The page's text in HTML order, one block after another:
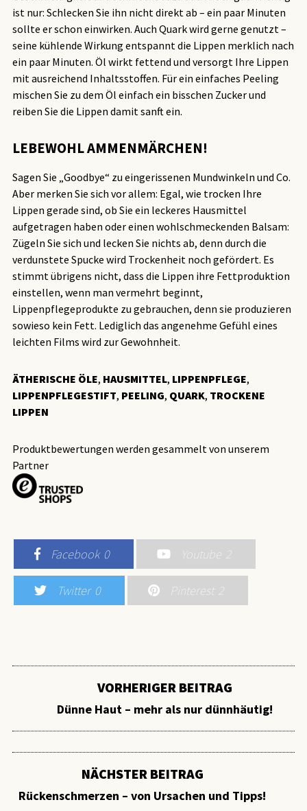
ist nur: Schlecken Sie ihn nicht direkt ab – ein paar Minuten
sollte er schon einwirken. Auch Quark wird gerne genutzt –
seine kühlende Wirkung entspannt die Lippen merklich nach
ein paar Minuten. Öl wirkt fettend und versorgt Ihre Lippen
mit ausreichend Inhaltsstoffen. Für ein einfaches Peeling
mischen Sie zu dem Öl einfach ein bisschen Zucker und
reiben Sie die Lippen damit sanft ein.
LEBEWOHL AMMENMÄRCHEN!
Sagen Sie „Goodbye“ zu eingerissenen Mundwinkeln und Co.
Aber merken Sie sich vor allem: Egal, wie trocken Ihre
Lippen gerade sind, ob Sie ein leckeres Hausmittel
aufgetragen haben oder einen wohlschmeckenden Balsam:
Zügeln Sie sich und lecken Sie nichts ab, denn durch die
verdunstete Spucke wird Trockenheit noch gefördert. Es
stimmt übrigens nicht, dass die Lippen ihre Fettproduktion
einstellen, wenn man vermehrt beginnt,
Lippenpflegeprodukte zu gebrauchen, denn sie produzieren
sowieso kein Fett. Lediglich das angenehme Gefühl eines
leichten Films wird zur Gewohnheit.
ÄTHERISCHE ÖLE, HAUSMITTEL, LIPPENPFLEGE,
LIPPENPFLEGESTIFT, PEELING, QUARK, TROCKENE
LIPPEN
Produktbewertungen werden gesammelt von unserem
Partner
Facebook 0 Youtube 2
Twitter 0 Pinterest 2
VORHERIGER BEITRAG
Dünne Haut – mehr als nur dünnhäutig!
NÄCHSTER BEITRAG
Rückenschmerzen – von Ursachen und Tipps!